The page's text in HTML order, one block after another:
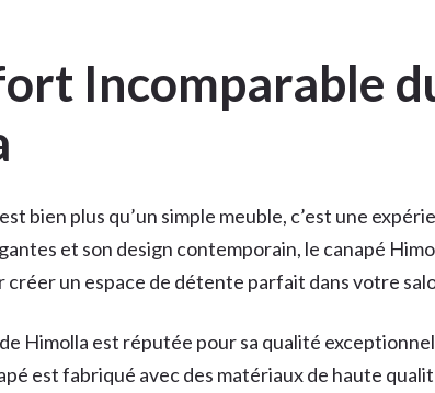
Incomparable
bien plus qu’un simple meuble, c’est une
et son design contemporain, le canapé
un espace de détente parfait dans votre
Himolla est réputée pour sa qualité
est fabriqué avec des matériaux de haute